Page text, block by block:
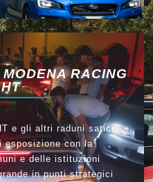
RACING
e gli altri raduni satici
esposizione con la
e delle istituzioni
in punti strategici